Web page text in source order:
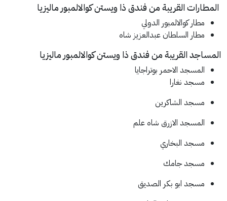
المطارات القريبة من فندق ذا ويستن كوالالمبور ماليزيا
مطار كوالالمبور الدولي
مطار السلطان عبدالعزيز شاه
المساجد القريبة من فندق ذا ويستن كوالالمبور ماليزيا
المسجد الاحمر بوتراجايا
مسجد نغارا
مسجد الشاكرين
المسجد الازرق شاه علم
مسجد البخاري
مسجد جامك
مسجد ابو بكر الصديق